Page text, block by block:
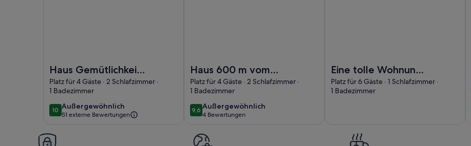
Haus Gemütlichkeit
Carol
Platz für 4 Gäste · 2 Schlafzimmer ·
1 Badezimmer
1010 von 10
Außergewöhnlich
außergewöhnlich
51 externe Bewertungen
Haus 600 m vom
Zentrum entfernt
Platz für 4 Gäste · 2 Schlafzimmer ·
1 Badezimmer
9,69,6 von 10
Außergewöhnlich
außergewöhnlich
4 Bewertungen
(4
Eine tolle Wohnung
in Gramado
Platz für 6 Gäste · 1 Schlafzimmer ·
1 Badezimmer